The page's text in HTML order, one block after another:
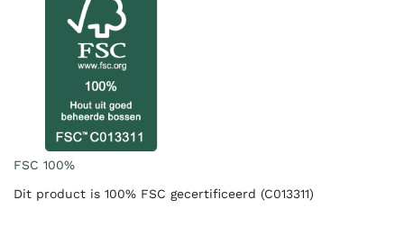
FSC 100%
Dit product is 100% FSC gecertificeerd (C013311)